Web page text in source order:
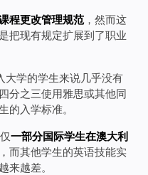
程更改管理规范，然而这
把现有规定扩展到了职业
大学的学生来说几乎没有
分之三使用雅思或其他同
的入学标准。
一部分国际学生在澳大利
，而其他学生的英语技能实
来越差。